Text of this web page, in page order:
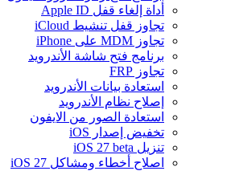
أداة إلغاء قفل Apple ID
تجاوز قفل تنشيط iCloud
تجاوز MDM على iPhone
برنامج فتح شاشة الأندرويد
تجاوز FRP
استعادة بيانات الأندرويد
إصلاح نظام الأندرويد
استعادة الصور من الايفون
تخفيض إصدار iOS
تنزيل iOS 27 beta
اصلاح أخطاء ومشاكل iOS 27